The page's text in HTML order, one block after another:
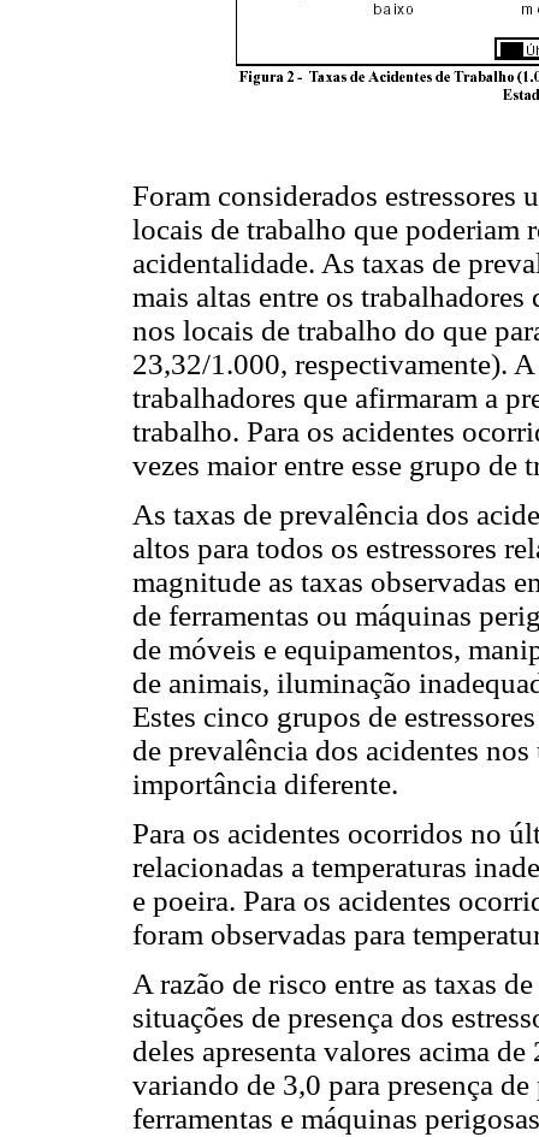
Foram considerados estressores
locais de trabalho que poderiam
acidentalidade. As taxas de
mais altas entre os trabalhadores
nos locais de trabalho do que
23,32/1.000, respectivamente).
trabalhadores que afirmaram a
trabalho. Para os acidentes
vezes maior entre esse grupo de
As taxas de prevalência dos
altos para todos os estressores
magnitude as taxas observadas
de ferramentas ou máquinas
de móveis e equipamentos,
de animais, iluminação
Estes cinco grupos de
de prevalência dos acidentes
importância diferente.
Para os acidentes ocorridos no
relacionadas a temperaturas
e poeira. Para os acidentes
foram observadas para
A razão de risco entre as taxas
situações de presença dos
deles apresenta valores acima
variando de 3,0 para presença
ferramentas e máquinas